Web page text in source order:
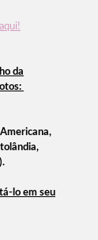
da
lo em seu